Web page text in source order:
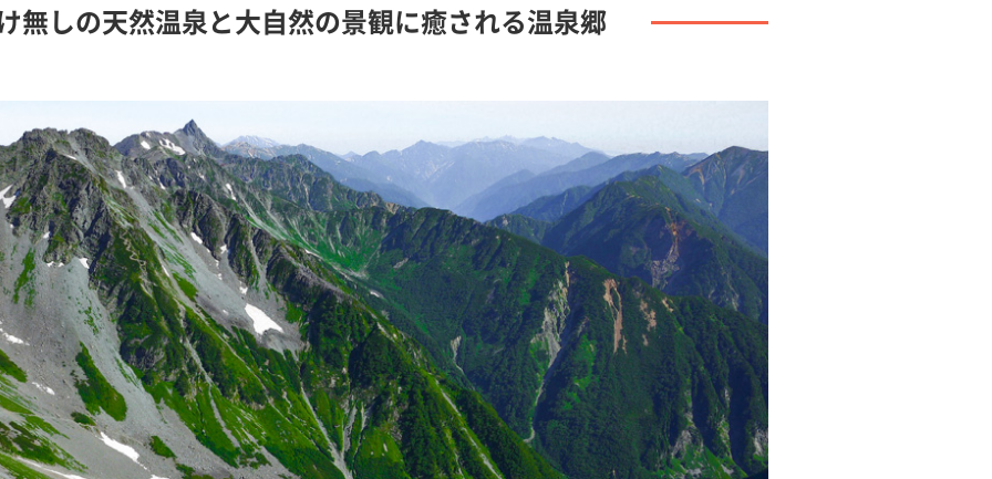
無しの天然温泉と大自然の景観に癒される温泉郷